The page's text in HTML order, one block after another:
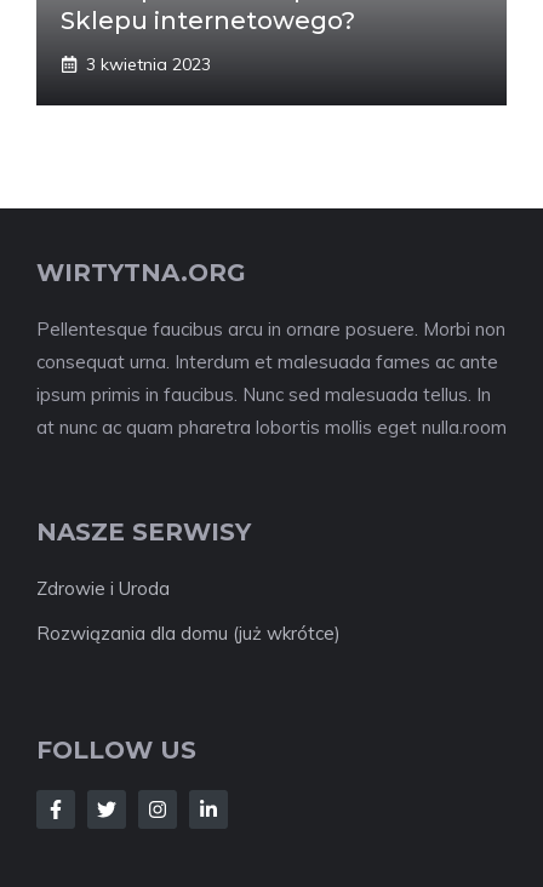
Sklepu internetowego?
3 kwietnia 2023
WIRTYTNA.ORG
Pellentesque faucibus arcu in ornare posuere. Morbi non
consequat urna. Interdum et malesuada fames ac ante
ipsum primis in faucibus. Nunc sed malesuada tellus. In
at nunc ac quam pharetra lobortis mollis eget nulla.room
NASZE SERWISY
Zdrowie i Uroda
Rozwiązania dla domu (już wkrótce)
FOLLOW US